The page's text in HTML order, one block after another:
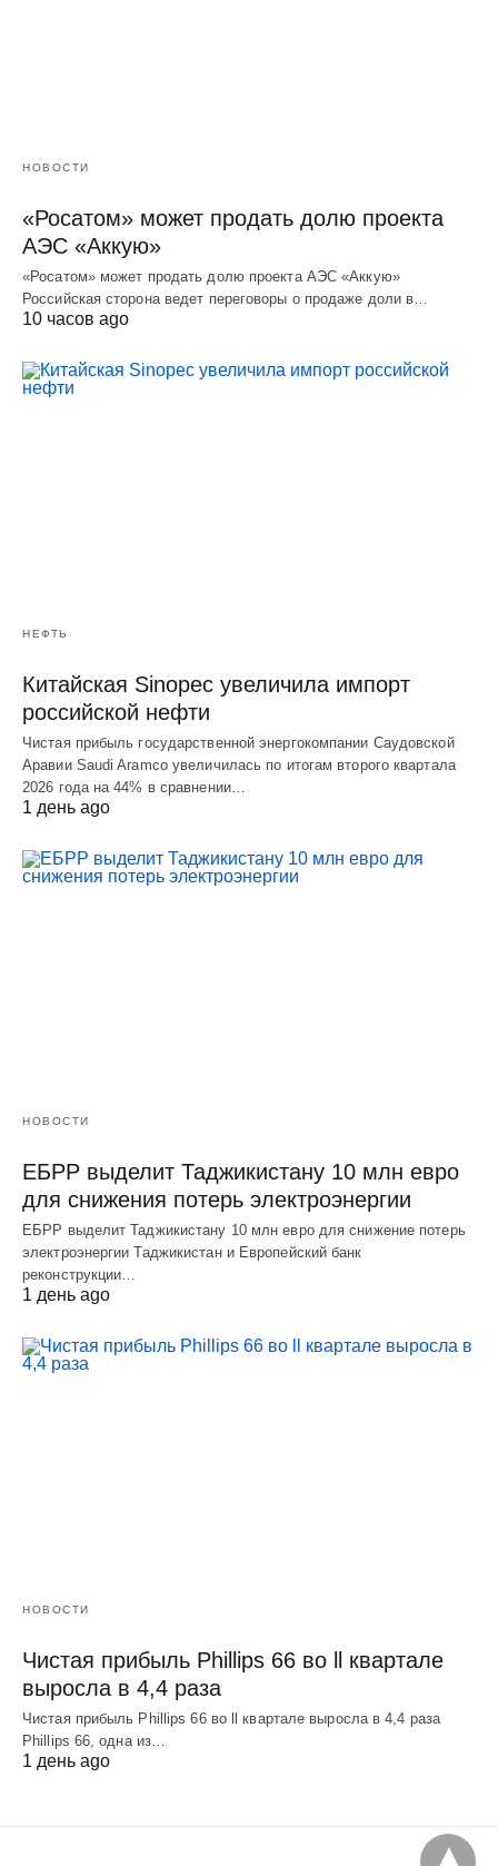
НОВОСТИ
«Росатом» может продать долю проекта
АЭС «Аккую»
«Росатом» может продать долю проекта АЭС «Аккую»
Российская сторона ведет переговоры о продаже доли в…
10 часов ago
НЕФТЬ
Китайская Sinopec увеличила импорт
российской нефти
Чистая прибыль государственной энергокомпании Саудовской
Аравии Saudi Aramco увеличилась по итогам второго квартала
2026 года на 44% в сравнении…
1 день ago
НОВОСТИ
ЕБРР выделит Таджикистану 10 млн евро
для снижения потерь электроэнергии
ЕБРР выделит Таджикистану 10 млн евро для снижение потерь
электроэнергии Таджикистан и Европейский банк
реконструкции…
1 день ago
НОВОСТИ
Чистая прибыль Phillips 66 во ll квартале
выросла в 4,4 раза
Чистая прибыль Phillips 66 во ll квартале выросла в 4,4 раза
Phillips 66, одна из…
1 день ago